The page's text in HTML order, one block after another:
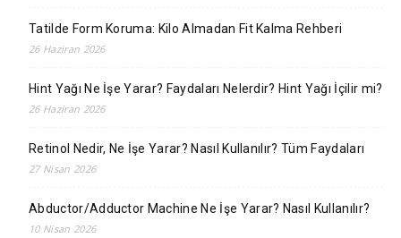
Tatilde Form Koruma: Kilo Almadan Fit Kalma Rehberi
26 Haziran 2026
Hint Yağı Ne İşe Yarar? Faydaları Nelerdir? Hint Yağı İçilir mi?
26 Haziran 2026
Retinol Nedir, Ne İşe Yarar? Nasıl Kullanılır? Tüm Faydaları
27 Nisan 2026
Abductor/Adductor Machine Ne İşe Yarar? Nasıl Kullanılır?
10 Nisan 2026